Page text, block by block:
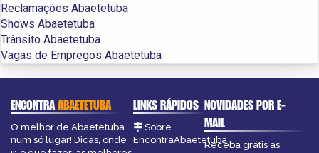
Reclamações Abaetetuba
Shows Abaetetuba
Trânsito Abaetetuba
Vagas de Empregos Abaetetuba
ENCONTRAABAETETUBA
O melhor de Abaetetuba
num só lugar! Dicas, onde
LINKS RÁPIDOS
Sobre
EncontraAbaetetuba
NOVIDADES POR E-
MAIL
Receba grátis as